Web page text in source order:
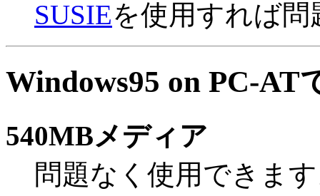
SUSIEを使用すれば
Windows95 on PC-AT
540MBメディア
問題なく使用できま